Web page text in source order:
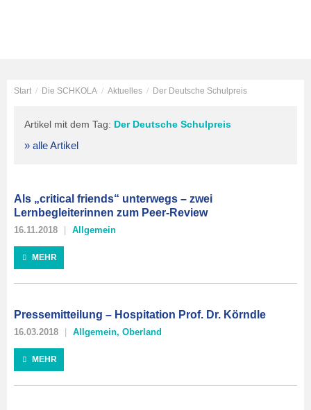
Start / Die SCHKOLA / Aktuelles / Der Deutsche Schulpreis
Artikel mit dem Tag: Der Deutsche Schulpreis
» alle Artikel
Als „critical friends“ unterwegs – zwei
Lernbegleiterinnen zum Peer-Review
16.11.2018 Allgemein
MEHR
Pressemitteilung – Hospitation Prof. Dr. Körndle
16.03.2018 Allgemein, Oberland
MEHR